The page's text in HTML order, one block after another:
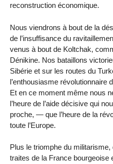
reconstruction économique.
Nous viendrons à bout de la
de l’insuffisance du
venus à bout de Koltchak,
Dénikine. Nos bataillons
Sibérie et sur les routes du
l’enthousiasme révolutionnaire
Et en ce moment même nous
l’heure de l’aide décisive qui
proche, — que l’heure de la
toute l’Europe.
Plus le triomphe du
traites de la France